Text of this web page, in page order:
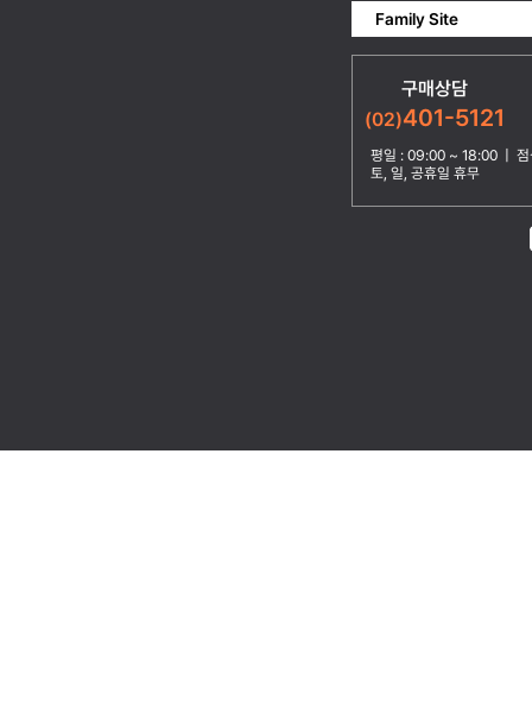
Family Site
구매상담
(02)401-5121
평일 : 09:00 ~ 18:00 | 점
토, 일, 공휴일 휴무